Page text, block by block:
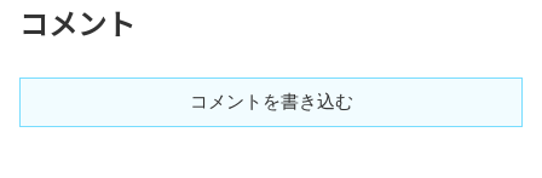
コメント
コメントを書き込む